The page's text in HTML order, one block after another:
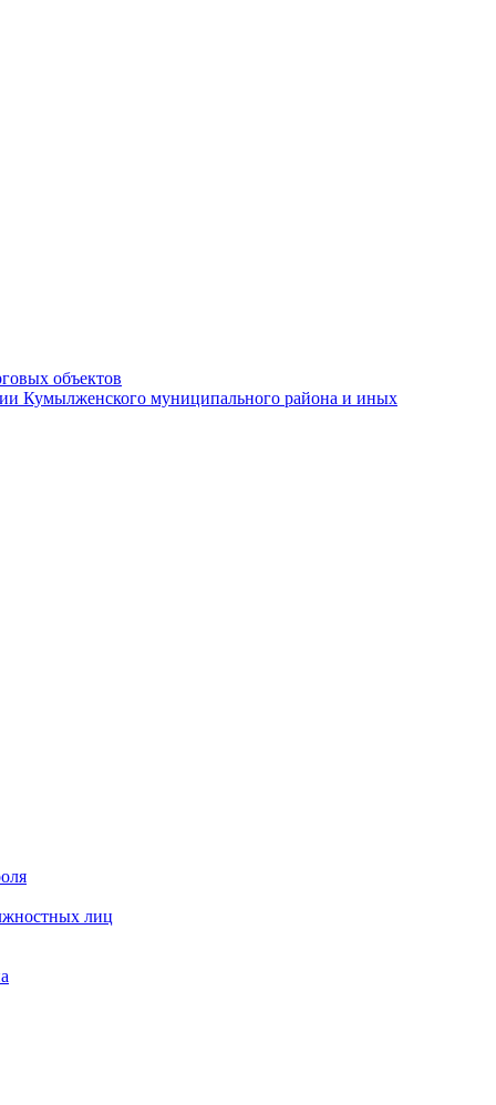
объектов
Кумылженского муниципального района и иных
лиц